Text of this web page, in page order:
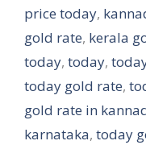
price today,
gold rate, kerala
today, today,
today gold rate,
gold rate in
karnataka, today